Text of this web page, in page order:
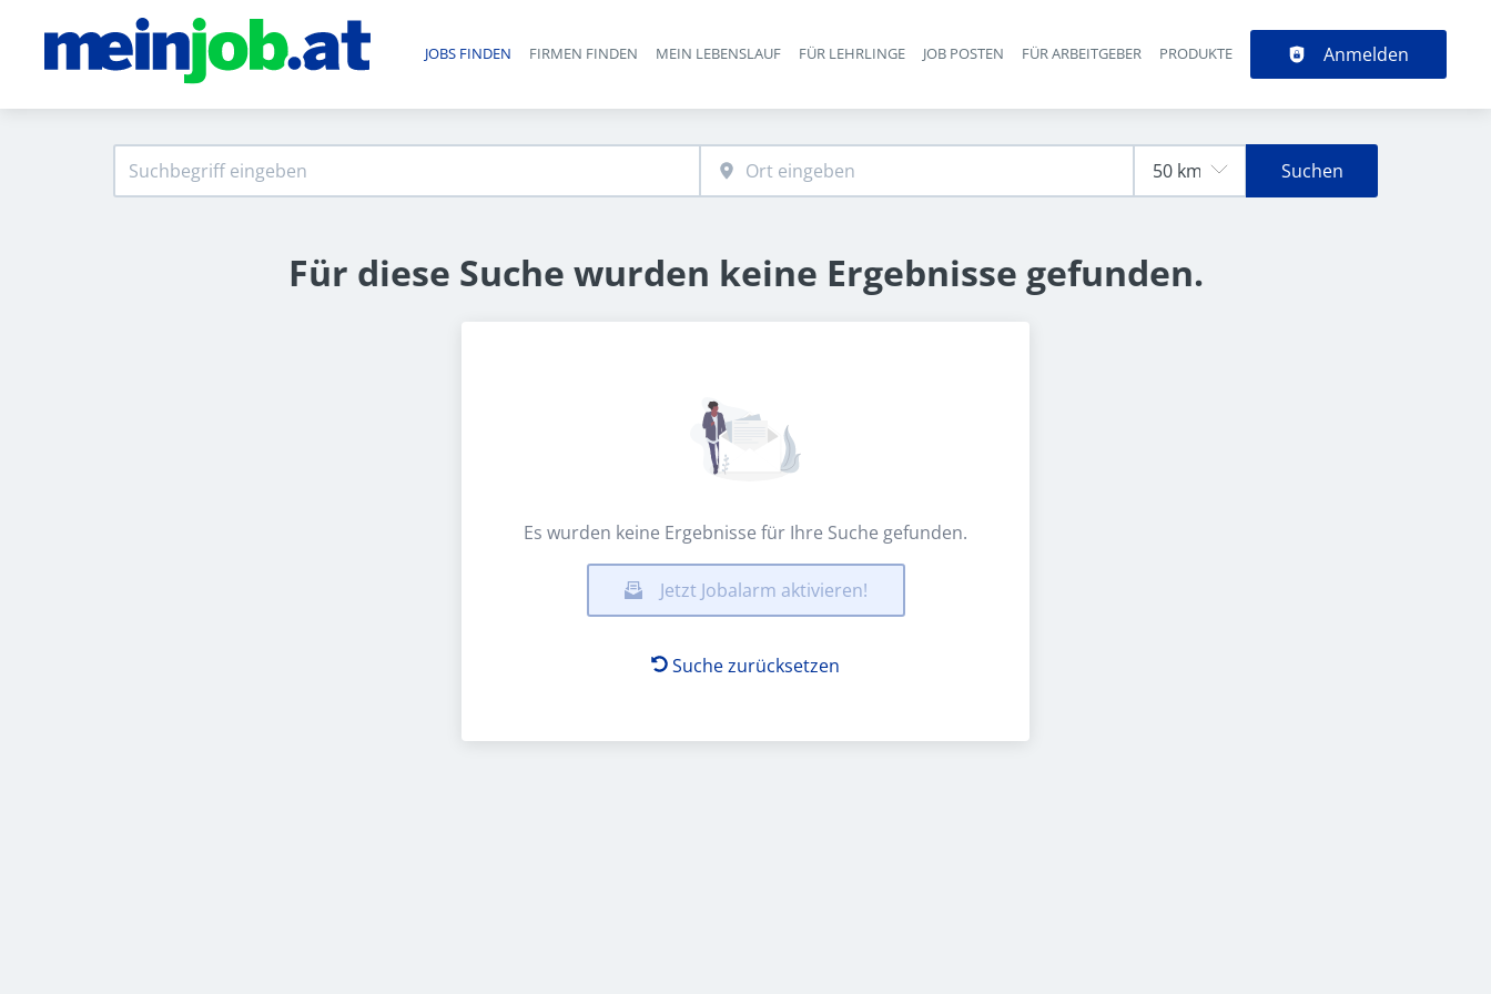
Haupt-Navigation
JOBS FINDEN FIRMEN FINDEN MEIN LEBENSLAUF FÜR LEHRLINGE JOB POSTEN FÜR ARBEITGEBER PRODUKTE Anmelden
Suchen
Für diese Suche wurden keine Ergebnisse gefunden.
Es wurden keine Ergebnisse für Ihre Suche gefunden.
Jetzt Jobalarm aktivieren!
Suche zurücksetzen